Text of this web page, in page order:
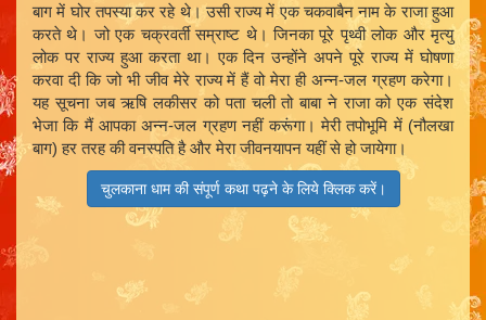
बाग में घोर तपस्या कर रहे थे। उसी राज्य में एक चकवाबैन नाम के राजा हुआ
करते थे। जो एक चक्रवर्ती सम्राष्ट थे। जिनका पूरे पृथ्वी लोक और मृत्यु
लोक पर राज्य हुआ करता था। एक दिन उन्होंने अपने पूरे राज्य में घोषणा
करवा दी कि जो भी जीव मेरे राज्य में हैं वो मेरा ही अन्न-जल ग्रहण करेगा।
यह सूचना जब ऋषि लकीसर को पता चली तो बाबा ने राजा को एक संदेश
भेजा कि मैं आपका अन्न-जल ग्रहण नहीं करूंगा। मेरी तपोभूमि में (नौलखा
बाग) हर तरह की वनस्पति है और मेरा जीवनयापन यहीं से हो जायेगा।
चुलकाना धाम की संपूर्ण कथा पढ़ने के लिये क्लिक करें।